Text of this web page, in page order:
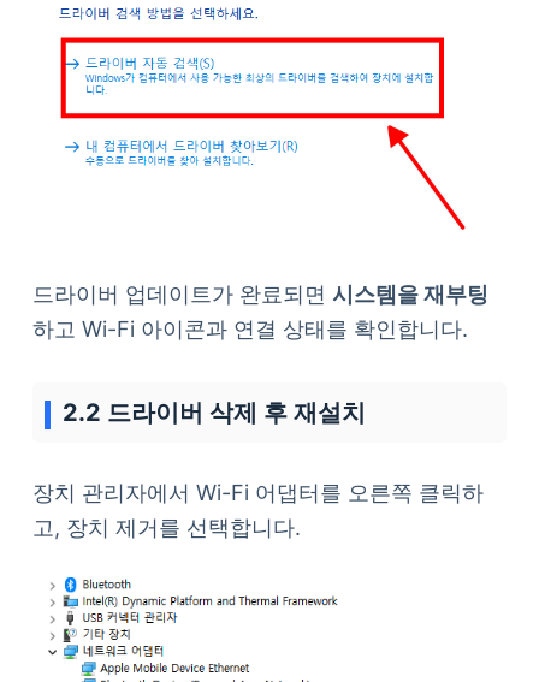
드라이버 업데이트가 완료되면 시스템을 재부팅
하고 Wi-Fi 아이콘과 연결 상태를 확인합니다.
2.2 드라이버 삭제 후 재설치
장치 관리자에서 Wi-Fi 어댑터를 오른쪽 클릭하
고, 장치 제거를 선택합니다.